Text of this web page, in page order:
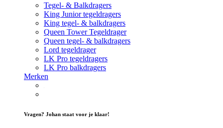
Tegel- & Balkdragers
King Junior tegeldragers
King tegel- & balkdragers
Queen Tower Tegeldrager
Queen tegel- & balkdragers
Lord tegeldrager
LK Pro tegeldragers
LK Pro balkdragers
Merken
Vragen? Johan staat voor je klaar!